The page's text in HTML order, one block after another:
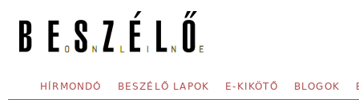
SECONDARY MENU
HÍRMONDÓ BESZÉLŐ LAPOK E-KIKÖTŐ BLOGOK